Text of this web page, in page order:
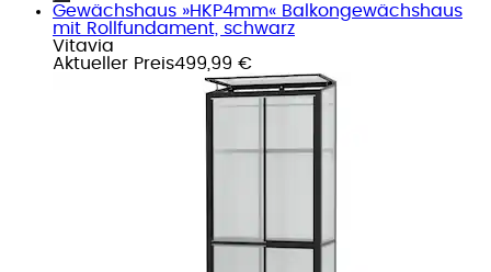
Gewächshaus »HKP4mm« Balkongewächshaus
mit Rollfundament, schwarz
Vitavia
Aktueller Preis499,99 €